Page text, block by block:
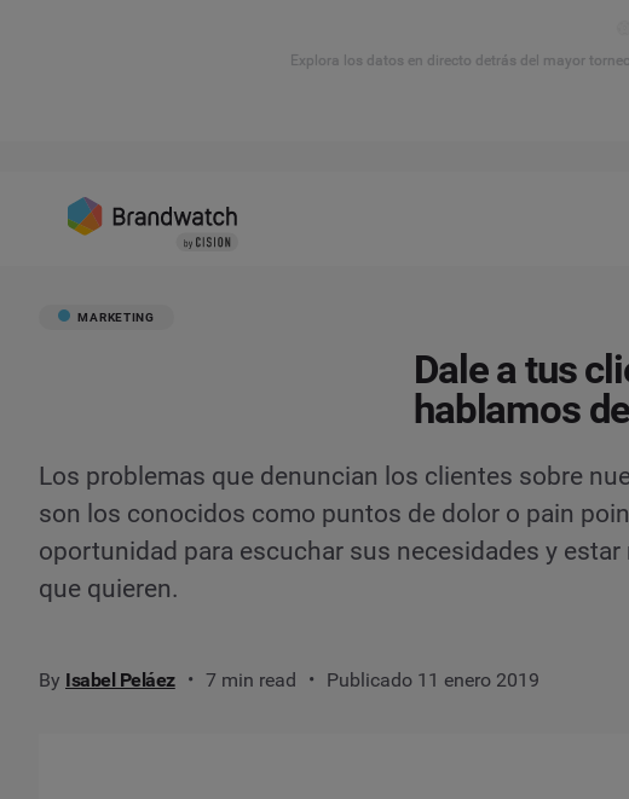
Explora los datos en directo detrás del mayor
MARKETING
Dale a tus
hablamos
Los problemas que denuncian los clientes sobre
son los conocidos como puntos de dolor o pain
oportunidad para escuchar sus necesidades y
que quieren.
By Isabel Peláez 7 min read Publicado 11 enero 2019